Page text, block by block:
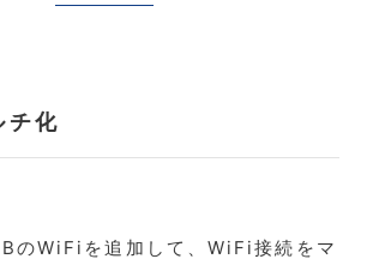
化
のWiFiを追加して、WiFi接続をマ